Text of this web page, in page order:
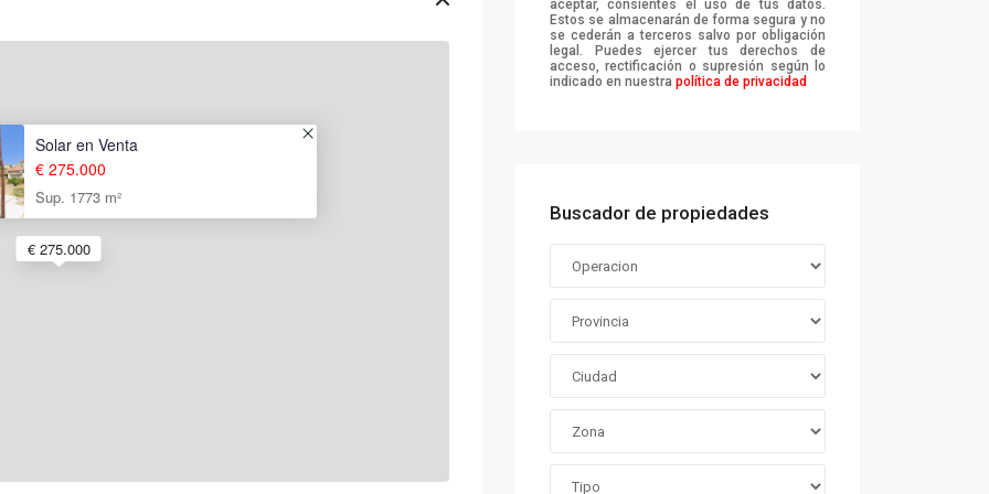
€ 275.000
Solar en Venta
€ 275.000
Sup. 1773 m²
aceptar, consientes el uso de tus datos.
Estos se almacenarán de forma segura y no
se cederán a terceros salvo por obligación
legal. Puedes ejercer tus derechos de
acceso, rectificación o supresión según lo
indicado en nuestra política de privacidad
Buscador de propiedades